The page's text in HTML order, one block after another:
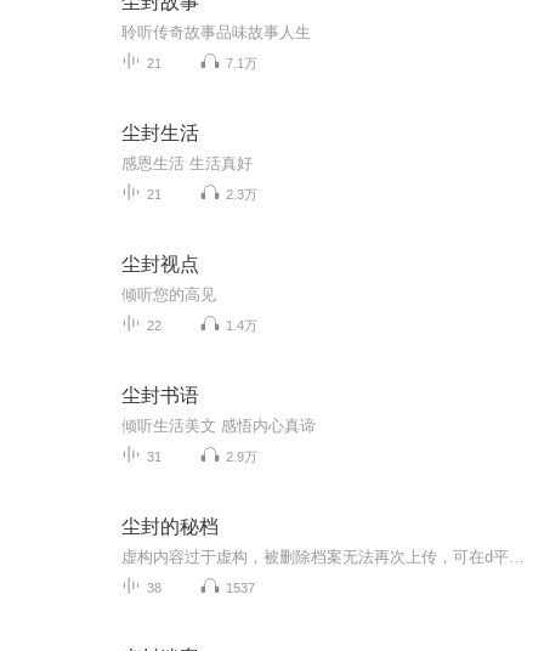
聆听传奇故事品味故事人生
21 7.1万
尘封生活
感恩生活 生活真好
21 2.3万
尘封视点
倾听您的高见
22 1.4万
尘封书语
倾听生活美文 感悟内心真谛
31 2.9万
尘封的秘档
38 1537